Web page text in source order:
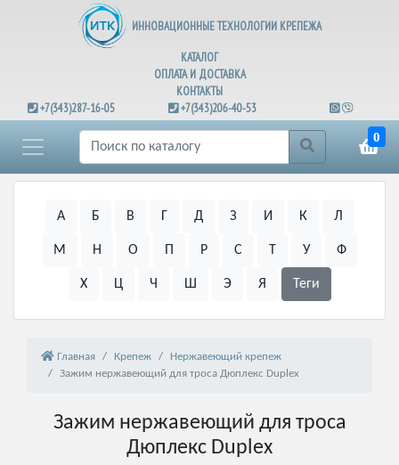
ИННОВАЦИОННЫЕ ТЕХНОЛОГИИ КРЕПЕЖА
КАТАЛОГ
ОПЛАТА И ДОСТАВКА
КОНТАКТЫ
+7(343)287-16-05
+7(343)206-40-53
0
А Б В Г Д З И К Л
М Н О П Р С Т У Ф
Х Ц Ч Ш Э Я Теги
Главная Крепеж
Нержавеющий крепеж
Зажим нержавеющий для троса Дюплекс Duplex
Зажим нержавеющий для троса
Дюплекс Duplex